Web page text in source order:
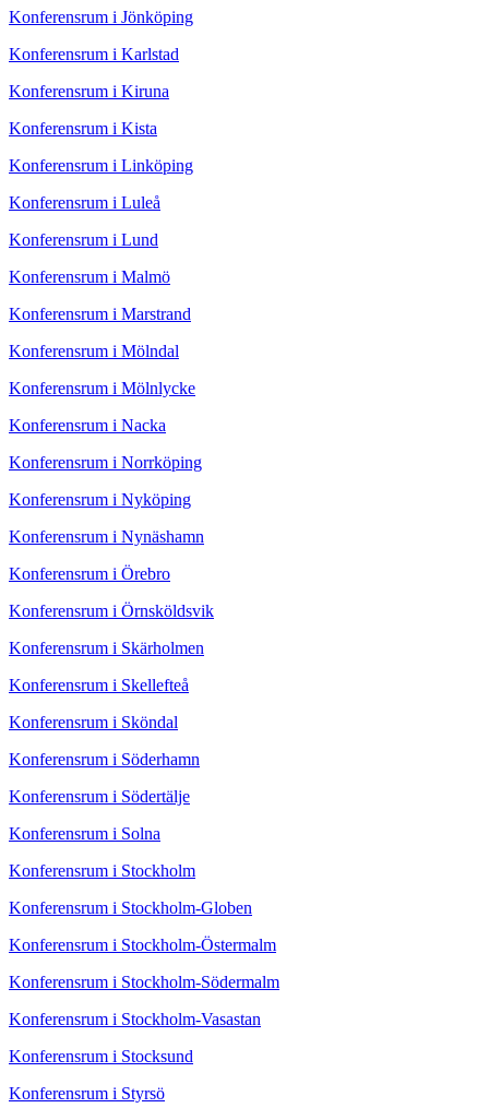
Konferensrum i Jönköping
Konferensrum i Karlstad
Konferensrum i Kiruna
Konferensrum i Kista
Konferensrum i Linköping
Konferensrum i Luleå
Konferensrum i Lund
Konferensrum i Malmö
Konferensrum i Marstrand
Konferensrum i Mölndal
Konferensrum i Mölnlycke
Konferensrum i Nacka
Konferensrum i Norrköping
Konferensrum i Nyköping
Konferensrum i Nynäshamn
Konferensrum i Örebro
Konferensrum i Örnsköldsvik
Konferensrum i Skärholmen
Konferensrum i Skellefteå
Konferensrum i Sköndal
Konferensrum i Söderhamn
Konferensrum i Södertälje
Konferensrum i Solna
Konferensrum i Stockholm
Konferensrum i Stockholm-Globen
Konferensrum i Stockholm-Östermalm
Konferensrum i Stockholm-Södermalm
Konferensrum i Stockholm-Vasastan
Konferensrum i Stocksund
Konferensrum i Styrsö